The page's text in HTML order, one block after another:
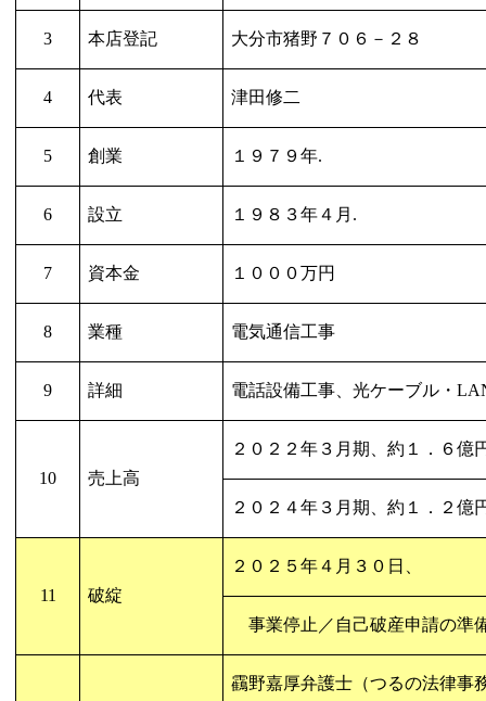
3 本店登記 大分市猪野７０６－２８
4 代表 津田修二
5 創業 １９７９年.
6 設立 １９８３年４月 .
7 資本金 １０００万円
8 業種 電気通信工事
9 詳細 電話設備工事、光ケーブル・
10 売上高
２０２２年３月期、約１．６億
２０２４年３月期、約１．２億
11 破綻
２０２５年４月３０日、
事業停止／自己破産申請の準
靍野嘉厚弁護士（つるの法律事